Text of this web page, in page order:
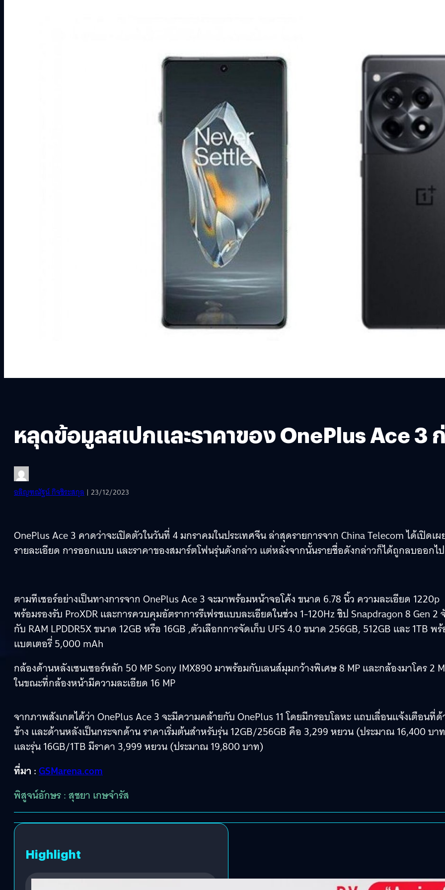
หลุดข้อมูลสเปกและราคาของ OnePlus Ace 3
อลิญฑณัฐน์ กิจชิระสกุล | 23/12/2023
OnePlus Ace 3 คาดว่าจะเปิดตัวในวันที่ 4 มกราคมในประเทศจีน ล่าสุดรายการจาก China Telecom ได้เปิดเผ
รายละเอียด การออกแบบ และราคาของสมาร์ตโฟนรุ่นดังกล่าว แต่หลังจากนั้นรายชื่อดังกล่าวก็ได้ถูกลบออกไป
ตามทีเซอร์อย่างเป็นทางการจาก OnePlus Ace 3 จะมาพร้อมหน้าจอโค้ง ขนาด 6.78 นิ้ว ความละเอียด 1220p
พร้อมรองรับ ProXDR และการควบคุมอัตราการรีเฟรชแบบละเอียดในช่วง 1-120Hz ชิป Snapdragon 8 Gen 2
กับ RAM LPDDR5X ขนาด 12GB หรือ 16GB ,ตัวเลือกการจัดเก็บ UFS 4.0 ขนาด 256GB, 512GB และ 1TB พ
แบตเตอรี่ 5,000 mAh
กล้องด้านหลังเซนเซอร์หลัก 50 MP Sony IMX890 มาพร้อมกับเลนส์มุมกว้างพิเศษ 8 MP และกล้องมาโคร 2
ในขณะที่กล้องหน้ามีความละเอียด 16 MP
จากภาพสังเกตได้ว่า OnePlus Ace 3 จะมีความคล้ายกับ OnePlus 11 โดยมีกรอบโลหะ แถบเลื่อนแจ้งเตือนที่
ข้าง และด้านหลังเป็นกระจกด้าน ราคาเริ่มต้นสำหรับรุ่น 12GB/256GB คือ 3,299 หยวน (ประมาณ 16,400 บา
และรุ่น 16GB/1TB มีราคา 3,999 หยวน (ประมาณ 19,800 บาท)
ที่มา :GSMarena.com
พิสูจน์อักษร : สุชยา เกษจำรัส
Highlight